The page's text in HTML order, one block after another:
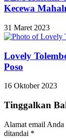
Kecewa
31 Maret 2023
Lovely
Poso
16 Oktober 2023
Tinggalkan
Alamat email
ditandai *